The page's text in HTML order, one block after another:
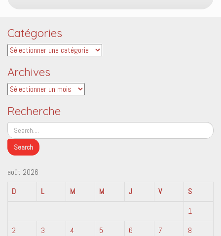
Catégories
Catégories
Archives
Archives
Recherche
août 2026
D
L M M J V
S
1
2
3 4 5 6 7
8